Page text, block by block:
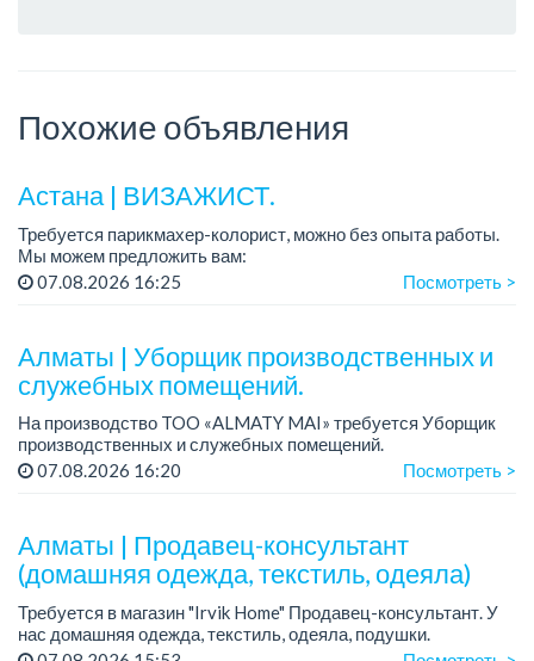
Похожие объявления
Астана | ВИЗАЖИСТ.
Требуется парикмахер-колорист, можно без опыта работы.
Мы можем предложить вам:
Удобный график работы,
07.08.2026 16:25 Посмотреть >
Алматы | Уборщик производственных и
служебных помещений.
На производство TOO «ALMATY MAI» требуется Уборщик
производственных и служебных помещений.
Зарплата: от 219 000 тенге на руки.
07.08.2026 16:20 Посмотреть >
Алматы | Продавец-консультант
(домашняя одежда, текстиль, одеяла)
Требуется в магазин "Irvik Home" Продавец-консультант. У
нас домашняя одежда, текстиль, одеяла, подушки.
График работы: 4/2, с 10:00 до 20:00.